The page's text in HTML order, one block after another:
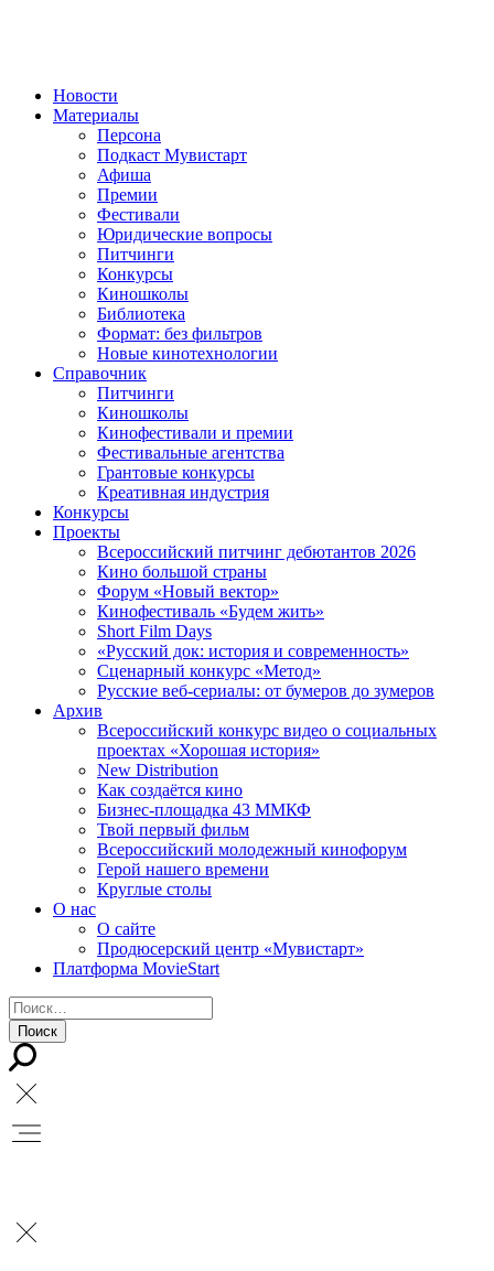
Новости
Материалы
Персона
Подкаст Мувистарт
Афиша
Премии
Фестивали
Юридические вопросы
Питчинги
Конкурсы
Киношколы
Библиотека
Формат: без фильтров
Новые кинотехнологии
Справочник
Питчинги
Киношколы
Кинофестивали и премии
Фестивальные агентства
Грантовые конкурсы
Креативная индустрия
Конкурсы
Проекты
Всероссийский питчинг дебютантов 2026
Кино большой страны
Форум «Новый вектор»
Кинофестиваль «Будем жить»
Short Film Days
«Русский док: история и современность»
Сценарный конкурс «Метод»
Русские веб-сериалы: от бумеров до зумеров
Архив
Всероссийский конкурс видео о социальных
проектах «Хорошая история»
New Distribution
Как создаётся кино
Бизнес-площадка 43 ММКФ
Твой первый фильм
Всероссийский молодежный кинофорум
Герой нашего времени
Круглые столы
О нас
О сайте
Продюсерский центр «Мувистарт»
Платформа MovieStart